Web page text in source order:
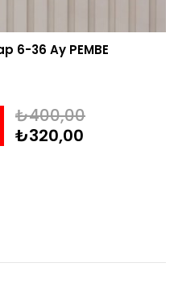
6-36 Ay PEMBE
₺400,00
₺320,00